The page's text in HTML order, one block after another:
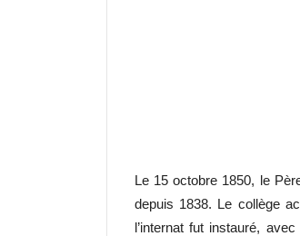
Le 15 octobre 1850, le
depuis 1838. Le collège
l’internat fut instauré,